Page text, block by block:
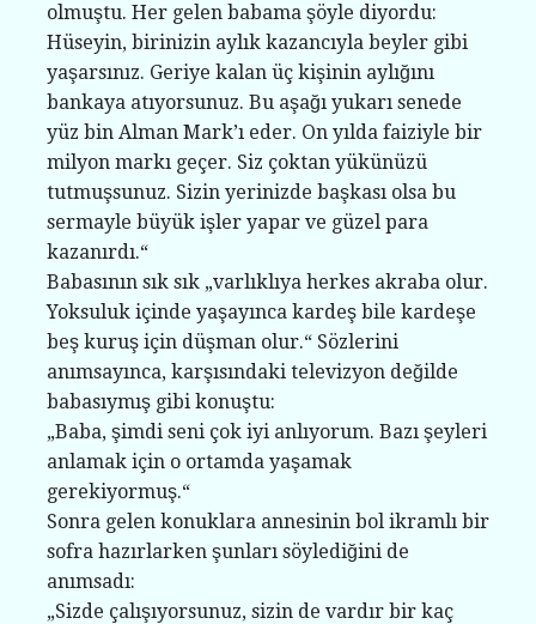
olmuştu. Her gelen babama şöyle diyordu:
Hüseyin, birinizin aylık kazancıyla beyler gibi
yaşarsınız. Geriye kalan üç kişinin aylığını
bankaya atıyorsunuz. Bu aşağı yukarı senede
yüz bin Alman Mark’ı eder. On yılda faiziyle bir
milyon markı geçer. Siz çoktan yükünüzü
tutmuşsunuz. Sizin yerinizde başkası olsa bu
sermayle büyük işler yapar ve güzel para
kazanırdı.“
Babasının sık sık „varlıklıya herkes akraba olur.
Yoksuluk içinde yaşayınca kardeş bile kardeşe
beş kuruş için düşman olur.“ Sözlerini
anımsayınca, karşısındaki televizyon değilde
babasıymış gibi konuştu:
„Baba, şimdi seni çok iyi anlıyorum. Bazı şeyleri
anlamak için o ortamda yaşamak
gerekiyormuş.“
Sonra gelen konuklara annesinin bol ikramlı bir
sofra hazırlarken şunları söylediğini de
anımsadı:
„Sizde çalışıyorsunuz, sizin de vardır bir kaç